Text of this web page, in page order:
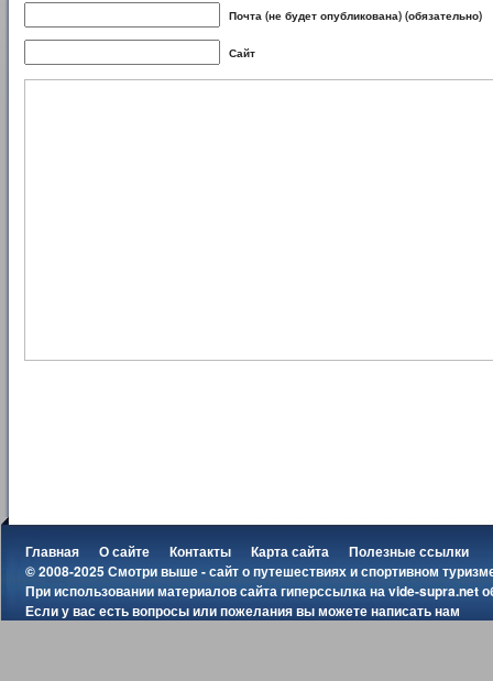
Почта (не будет опубликована) (обязательно)
Сайт
Главная О сайте Контакты Карта сайта
Полезные ссылки
© 2008-2025 Смотри выше - сайт о путешествиях и спортивном
При использовании материалов сайта гиперссылка наvide-supra.net
Если у вас есть вопросы или пожелания вы можетенаписать нам